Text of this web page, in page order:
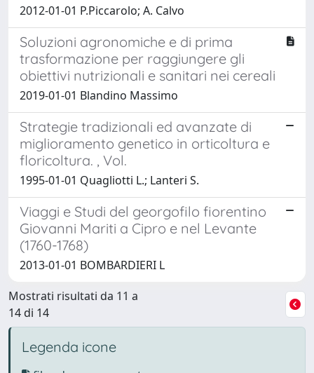
2012-01-01 P.Piccarolo; A. Calvo
Soluzioni agronomiche e di prima
trasformazione per raggiungere gli
obiettivi nutrizionali e sanitari nei cereali
2019-01-01 Blandino Massimo
Strategie tradizionali ed avanzate di
miglioramento genetico in orticoltura e
floricoltura. , Vol.
1995-01-01 Quagliotti L.; Lanteri S.
Viaggi e Studi del georgofilo fiorentino
Giovanni Mariti a Cipro e nel Levante
(1760-1768)
2013-01-01 BOMBARDIERI L
Mostrati risultati da 11 a
14 di 14
Legenda icone